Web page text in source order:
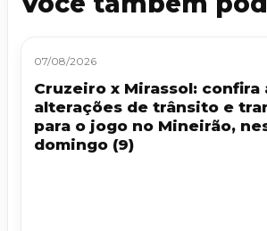
07/08/2026
Cruzeiro x Mirassol: confira
alterações de trânsito e
para o jogo no Mineirão,
domingo (9)